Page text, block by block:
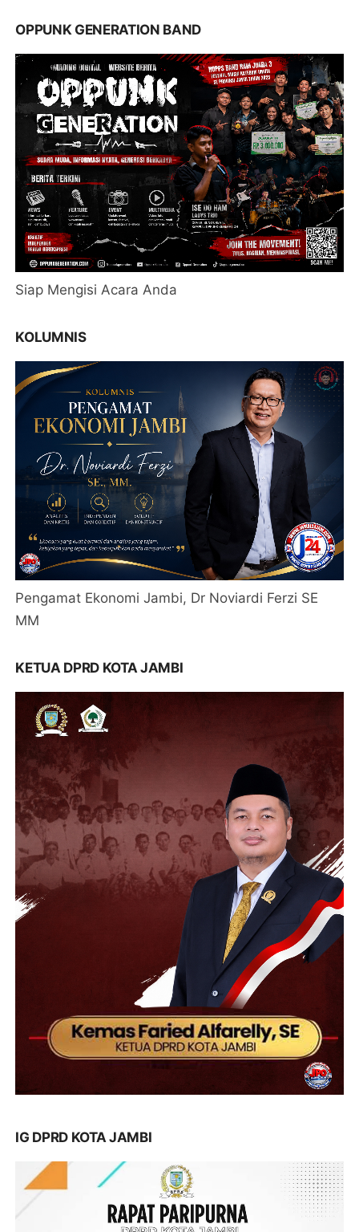
OPPUNK GENERATION BAND
Siap Mengisi Acara Anda
KOLUMNIS
Pengamat Ekonomi Jambi, Dr Noviardi Ferzi SE
MM
KETUA DPRD KOTA JAMBI
IG DPRD KOTA JAMBI